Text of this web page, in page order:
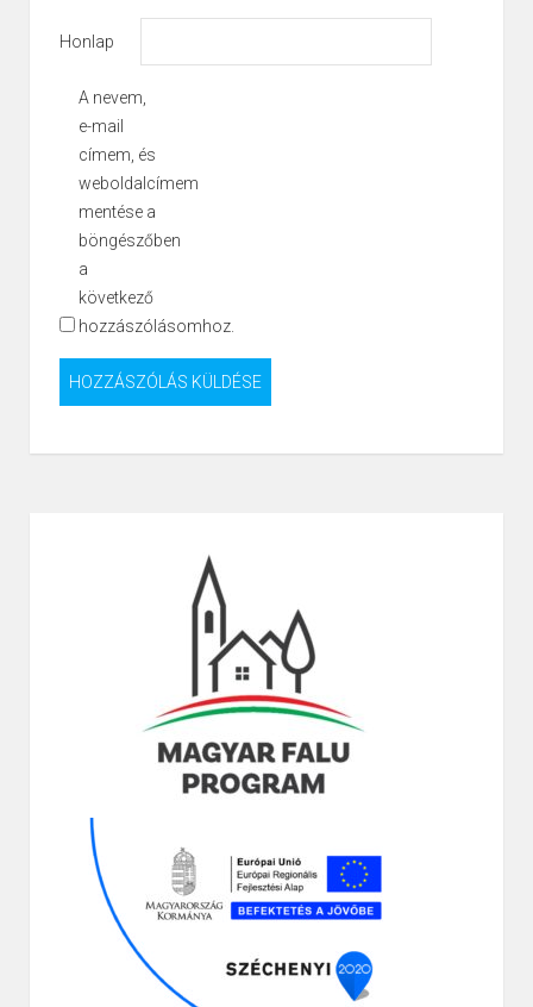
Honlap
A nevem,
e-mail
címem, és
weboldalcímem
mentése a
böngészőben
a
következő
hozzászólásomhoz.